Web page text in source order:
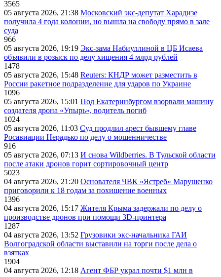
3565
05 августа 2026, 21:38 Московский экс-депутат Харадизе
получила 4 года колонии, но вышла на свободу прямо в зале
суда
966
05 августа 2026, 19:19 Экс-зама Набиуллиной в ЦБ Исаева
объявили в розыск по делу хищения 4 млрд рублей
1478
05 августа 2026, 15:48 Reuters: КНДР может разместить в
России ракетное подразделение для ударов по Украине
1096
05 августа 2026, 15:01 Под Екатеринбургом взорвали машину
создателя дрона «Упырь», водитель погиб
1024
05 августа 2026, 11:03 Суд продлил арест бывшему главе
Росавиации Нерадько по делу о мошенничестве
916
05 августа 2026, 07:13 И снова Wildberries. В Тульской области
после атаки дронов горит сортировочный центр
5023
04 августа 2026, 21:20 Основателя ЧВК «Ястреб» Марущенко
приговорили к 18 годам за похищение военных
1396
04 августа 2026, 15:17 Жителя Крыма задержали по делу о
производстве дронов при помощи 3D‑принтера
1287
04 августа 2026, 13:52 Грузовики экс-начальника ГАИ
Волгоградской области выставили на торги после дела о
взятках
1904
04 августа 2026, 12:18 Агент ФБР украл почти $1 млн в